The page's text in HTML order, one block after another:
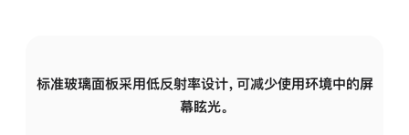
标准玻璃面板采用低反射率设计，可减少使用环境中的屏
幕眩光。